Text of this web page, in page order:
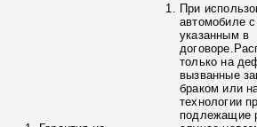
При
автомобиле
указанным в
только на
вызванные
браком или
технологии
подлежащие